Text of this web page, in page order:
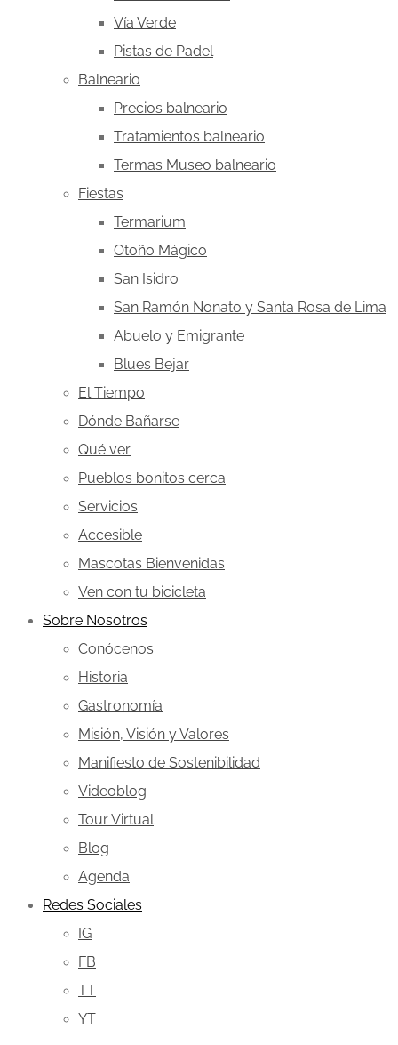
Vía Verde
Pistas de Padel
Balneario
Precios balneario
Tratamientos balneario
Termas Museo balneario
Fiestas
Termarium
Otoño Mágico
San Isidro
San Ramón Nonato y Santa Rosa de Lima
Abuelo y Emigrante
Blues Bejar
El Tiempo
Dónde Bañarse
Qué ver
Pueblos bonitos cerca
Servicios
Accesible
Mascotas Bienvenidas
Ven con tu bicicleta
Sobre Nosotros
Conócenos
Historia
Gastronomía
Misión, Visión y Valores
Manifiesto de Sostenibilidad
Videoblog
Tour Virtual
Blog
Agenda
Redes Sociales
IG
FB
TT
YT